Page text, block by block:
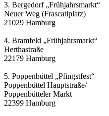
3. Bergedorf
Neuer Weg (Frascatiplatz)
21029 Hamburg
4. Bramfeld „Frühjahrsmarkt“
Herthastraße
22179 Hamburg
5. Poppenbüttel „Pfingstfest“
Poppenbüttel Hauptstraße/
Poppenbütteler Markt
22399 Hamburg